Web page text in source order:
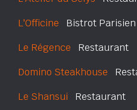
L'Officine Bistrot Parisien
Le Régence Restaurant
Domino Steakhouse
Le Shansui Restaurant